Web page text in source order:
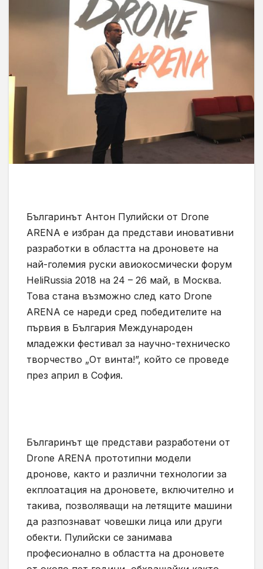
Българинът Антон Пулийски от Drone
ARENA е избран да представи иновативни
разработки в областта на дроновете на
най-големия руски авиокосмически форум
HeliRussia 2018 на 24 – 26 май, в Москва.
Това стана възможно след като Drone
ARENA се нареди сред победителите на
първия в България Международен
младежки фестивал за научно-техническо
творчество „От винта!”, който се проведе
през април в София.
Българинът ще представи разработени от
Drone ARENA прототипни модели
дронове, както и различни технологии за
екплоатация на дроновете, включително и
такива, позволяващи на летящите машини
да разпознават човешки лица или други
обекти. Пулийски се занимава
професионално в областта на дроновете